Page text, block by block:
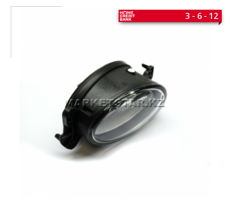
3 - 6 - 12